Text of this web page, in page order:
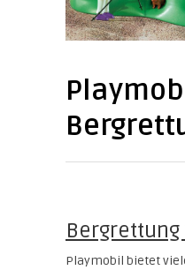
Bergrettung
Playmobil bietet